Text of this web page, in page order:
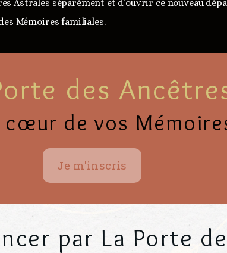
Astrales séparément et d’ouvrir ce nouveau
Mémoires familiales.
des
de vos
Je m'inscris
par La Porte